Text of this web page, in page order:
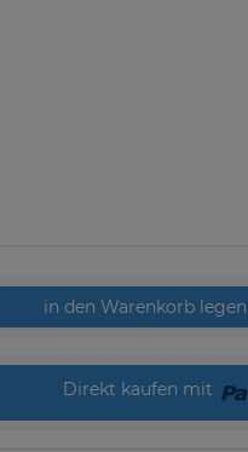
in den Warenkorb legen
Direkt kaufen mit